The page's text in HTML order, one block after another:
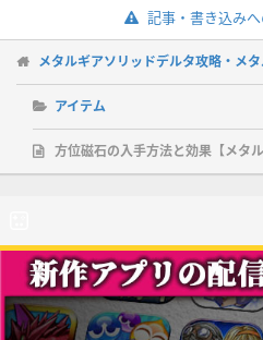
記事・書き込み
メタルギアソリッドデルタ攻略・メ
アイテム
方位磁石の入手方法と効果【メタル